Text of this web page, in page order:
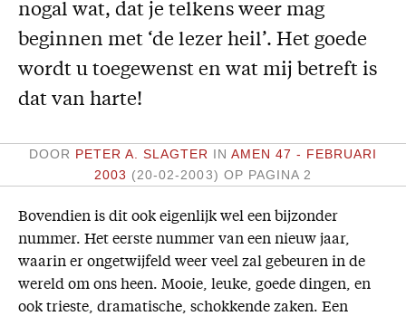
Steun AMEN
Missie
Nabestellen
Vragen en opmerkingen
En verder
nogal wat, dat je telkens weer mag
beginnen met ‘de lezer heil’. Het goede
wordt u toegewenst en wat mij betreft is
dat van harte!
DOOR PETER A. SLAGTER INAMEN 47 - FEBRUARI
2003 (20-02-2003) OP PAGINA 2
Bovendien is dit ook eigenlijk wel een bijzonder
nummer. Het eerste nummer van een nieuw jaar,
waarin er ongetwijfeld weer veel zal gebeuren in de
wereld om ons heen. Mooie, leuke, goede dingen, en
ook trieste, dramatische, schokkende zaken. Een